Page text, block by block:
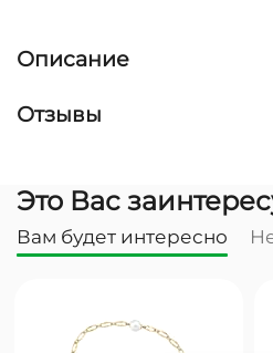
Описание
Отзывы
Это Вас
Вам будет интересно